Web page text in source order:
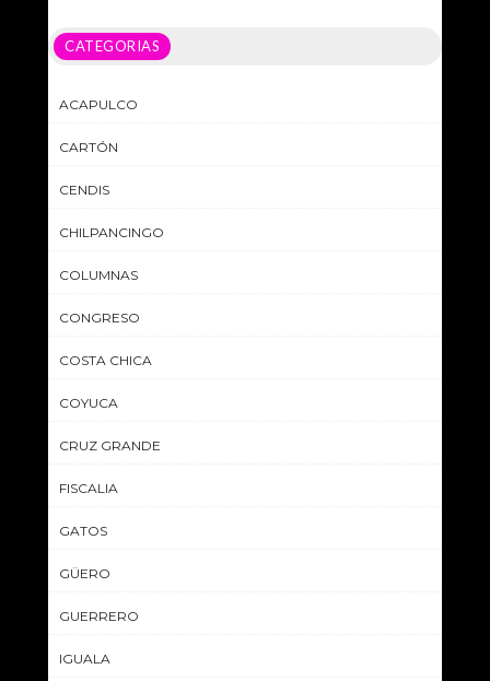
CATEGORIAS
ACAPULCO
CARTÓN
CENDIS
CHILPANCINGO
COLUMNAS
CONGRESO
COSTA CHICA
COYUCA
CRUZ GRANDE
FISCALIA
GATOS
GÜERO
GUERRERO
IGUALA